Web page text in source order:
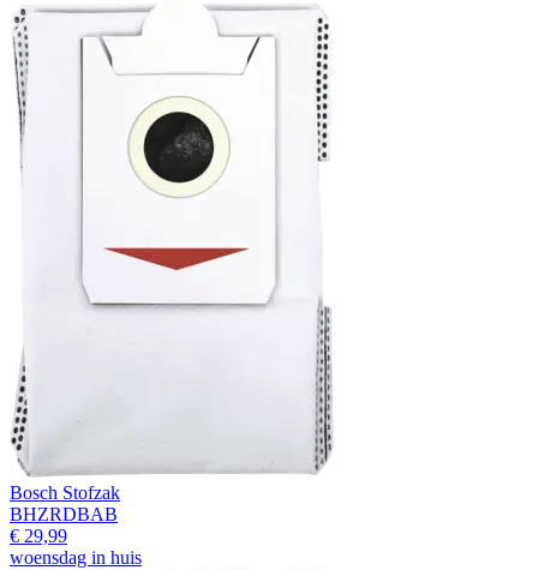
Bosch Stofzak
BHZRDBAB
€ 29,99
woensdag in huis